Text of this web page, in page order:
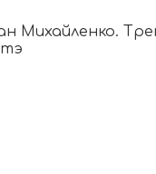
Михайленко.